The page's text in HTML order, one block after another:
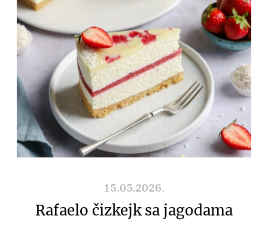
15.05.2026.
Rafaelo čizkejk sa jagodama